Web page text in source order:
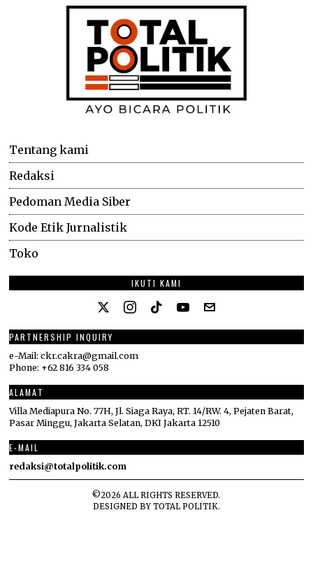
Tentang kami
Redaksi
Pedoman Media Siber
Kode Etik Jurnalistik
Toko
IKUTI KAMI
PARTNERSHIP INQUIRY
e-Mail: ckr.cakra@gmail.com
Phone: +62 816 334 058
ALAMAT
Villa Mediapura No. 77H, Jl. Siaga Raya, RT. 14/RW. 4, Pejaten Barat,
Pasar Minggu, Jakarta Selatan, DKI Jakarta 12510
E-MAIL
redaksi@totalpolitik.com
©2026 ALL RIGHTS RESERVED.
DESIGNED BYTOTAL POLITIK.